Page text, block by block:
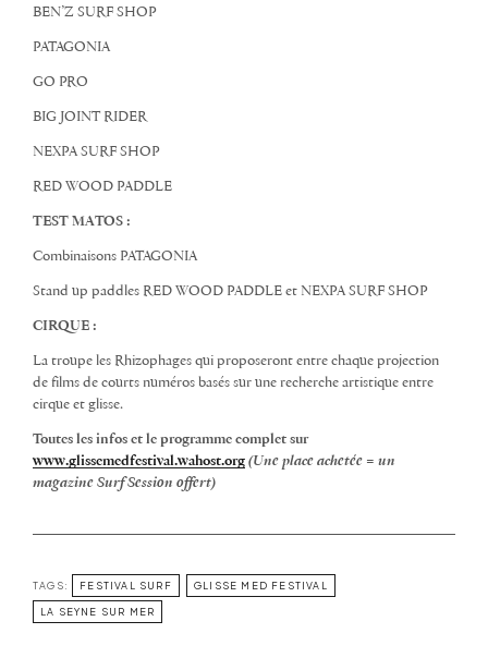
BEN’Z SURF SHOP
PATAGONIA
GO PRO
BIG JOINT RIDER
NEXPA SURF SHOP
RED WOOD PADDLE
TEST MATOS :
Combinaisons PATAGONIA
Stand up paddles RED WOOD PADDLE et NEXPA SURF SHOP
CIRQUE :
La troupe les Rhizophages qui proposeront entre chaque projection
de films de courts numéros basés sur une recherche artistique entre
cirque et glisse.
Toutes les infos et le programme complet sur
www.glissemedfestival.wahost.org (Une place achetée = un
magazine Surf Session offert)
TAGS: FESTIVAL SURF GLISSE MED FESTIVAL
LA SEYNE SUR MER